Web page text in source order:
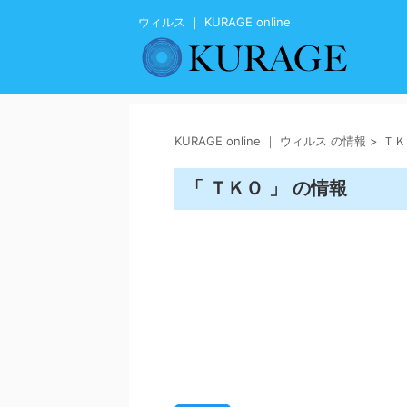
ウィルス ｜ KURAGE online
KURAGE online ｜ ウィルス の情報 > Ｔ
「 ＴＫＯ 」 の情報